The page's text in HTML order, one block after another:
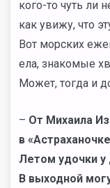
кого-то чуть ли
как увижу, что
Вот морских
ела, знакомые
Может, тогда и
– От Михаила
в
Летом удочки
В выходной